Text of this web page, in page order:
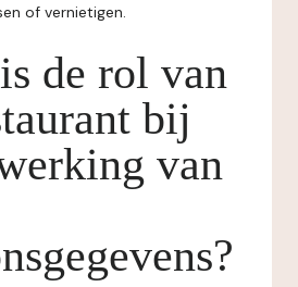
of vernietigen.
de rol van
bij
van